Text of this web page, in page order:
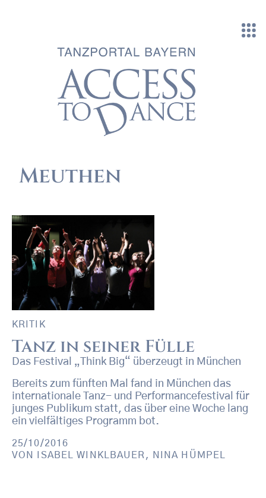
Meuthen
KRITIK
Tanz in seiner Fülle
Das Festival „Think Big“ überzeugt in München
Bereits zum fünften Mal fand in München das
internationale Tanz- und Performancefestival für
junges Publikum statt, das über eine Woche lang
ein vielfältiges Programm bot.
25/10/2016
VON
ISABEL WINKLBAUER , NINA HÜMPEL